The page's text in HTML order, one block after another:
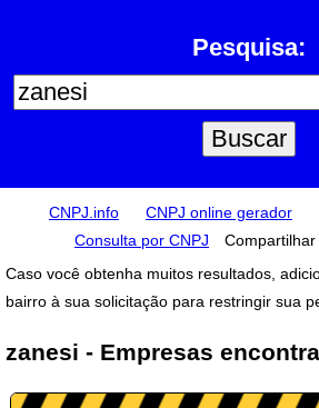
Pesquisa:
CNPJ.info CNPJ online gerador
Consulta por CNPJ
Compartilhar
Caso você obtenha muitos resultados,
bairro à sua solicitação para restringir sua
zanesi - Empresas